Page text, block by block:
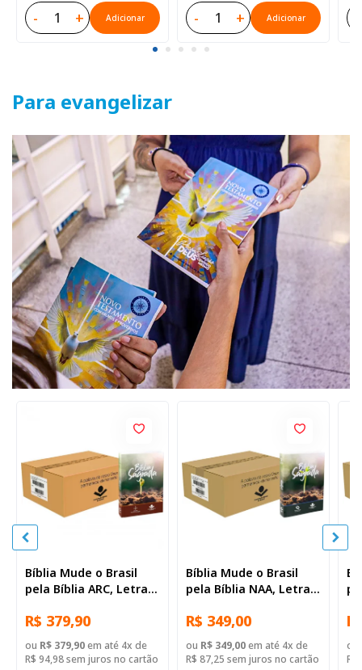
- + Adicionar - + Adicionar
Para evangelizar
Bíblia Mude o Brasil
pela Bíblia ARC, Letra
— 52 Biblias
R$ 379,90
ou R$ 379,90em até 4x de
R$ 94,98 sem juros no cartão
Bíblia Mude o Brasil
pela Bíblia NAA, Letra
— Mude Brasil
R$ 349,00
ou R$ 349,00em até 4x de
R$ 87,25 sem juros no cartão
—
ou
R$